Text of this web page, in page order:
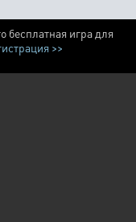
бесплатная игра для
>>